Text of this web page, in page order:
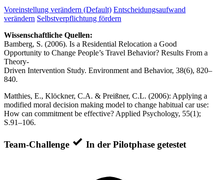
Voreinstellung verändern (Default) Entscheidungsaufwand
verändern Selbstverpflichtung fördern
Wissenschaftliche Quellen:
Bamberg, S. (2006). Is a Residential Relocation a Good
Opportunity to Change People’s Travel Behavior? Results From a
Theory-
Driven Intervention Study. Environment and Behavior, 38(6), 820–
840.
Matthies, E., Klöckner, C.A. & Preißner, C.L. (2006): Applying a
modified moral decision making model to change habitual car use:
How can commitment be effective? Applied Psychology, 55(1);
S.91–106.
Team-Challenge In der Pilotphase getestet